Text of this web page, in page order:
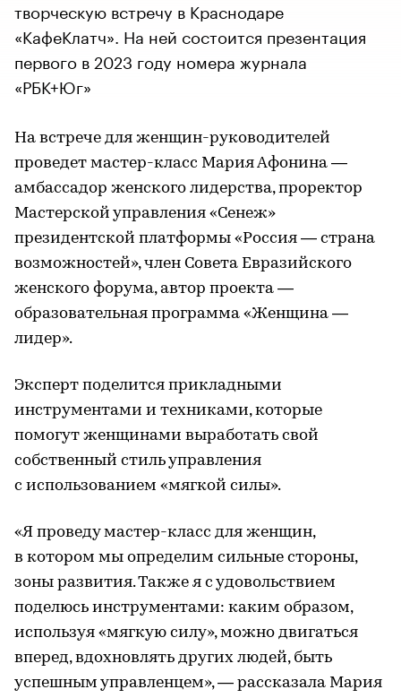
творческую встречу в Краснодаре
«КафеКлатч». На ней состоится презентация
первого в 2023 году номера журнала
«РБК+Юг»
На встрече для женщин-руководителей
проведет мастер-класс Мария Афонина —
амбассадор женского лидерства, проректор
Мастерской управления «Сенеж»
президентской платформы «Россия — страна
возможностей», член Совета Евразийского
женского форума, автор проекта —
образовательная программа «Женщина —
лидер».
Эксперт поделится прикладными
инструментами и техниками, которые
помогут женщинами выработать свой
собственный стиль управления
с использованием «мягкой силы».
«Я проведу мастер-класс для женщин,
в котором мы определим сильные стороны,
зоны развития. Также я с удовольствием
поделюсь инструментами: каким образом,
используя «мягкую силу», можно двигаться
вперед, вдохновлять других людей, быть
успешным управленцем», — рассказала Мария